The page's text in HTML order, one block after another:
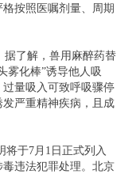
按照医嘱剂量、周期
据了解，兽用麻醉药替
雾化棒”诱导他人吸
量吸入可致呼吸骤停
严重精神疾病，且成
将于7月1日正式列入
违法犯罪处理。北京